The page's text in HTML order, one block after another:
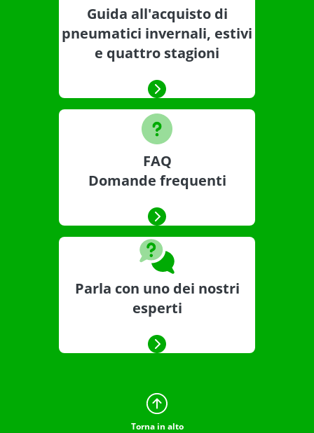
Guida all'acquisto di
pneumatici invernali, estivi
e quattro stagioni
FAQ
Domande frequenti
Parla con uno dei nostri
esperti
Torna in alto